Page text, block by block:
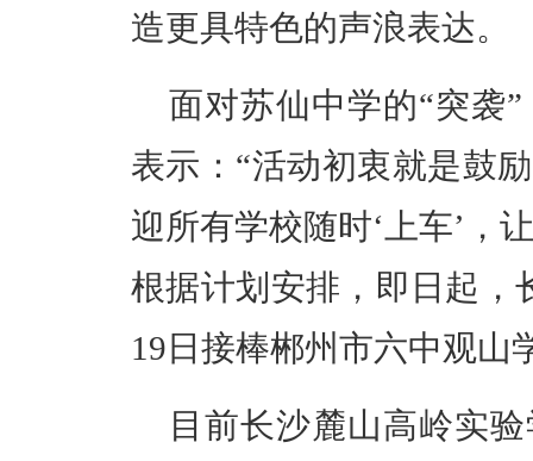
造更具特色的声浪表达。
面对苏仙中学的“突袭
表示 ： “活动初衷就是鼓
迎所有学校随时‘上车’，
根据计划安排， 即日起，
19日接棒郴州市六中观山
目前长沙麓山高岭实